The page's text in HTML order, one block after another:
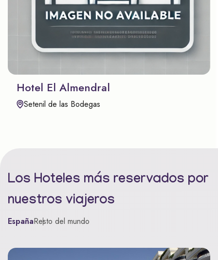
Hotel El Almendral
Setenil de las Bodegas
Los Hoteles más reservados por
nuestros viajeros
EspañaResto del mundo